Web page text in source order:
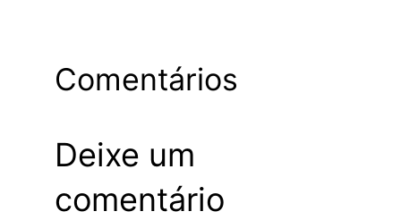
Comentários
Deixe um
comentário